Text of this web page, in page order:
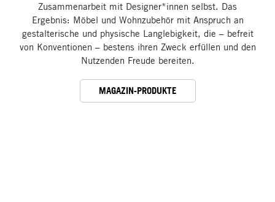
Zusammenarbeit mit Designer*innen selbst. Das
Ergebnis: Möbel und Wohnzubehör mit Anspruch an
gestalterische und physische Langlebigkeit, die – befreit
von Konventionen – bestens ihren Zweck erfüllen und den
Nutzenden Freude bereiten.
MAGAZIN-PRODUKTE